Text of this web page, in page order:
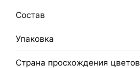
Состав
Упаковка
Страна просхождения цветов